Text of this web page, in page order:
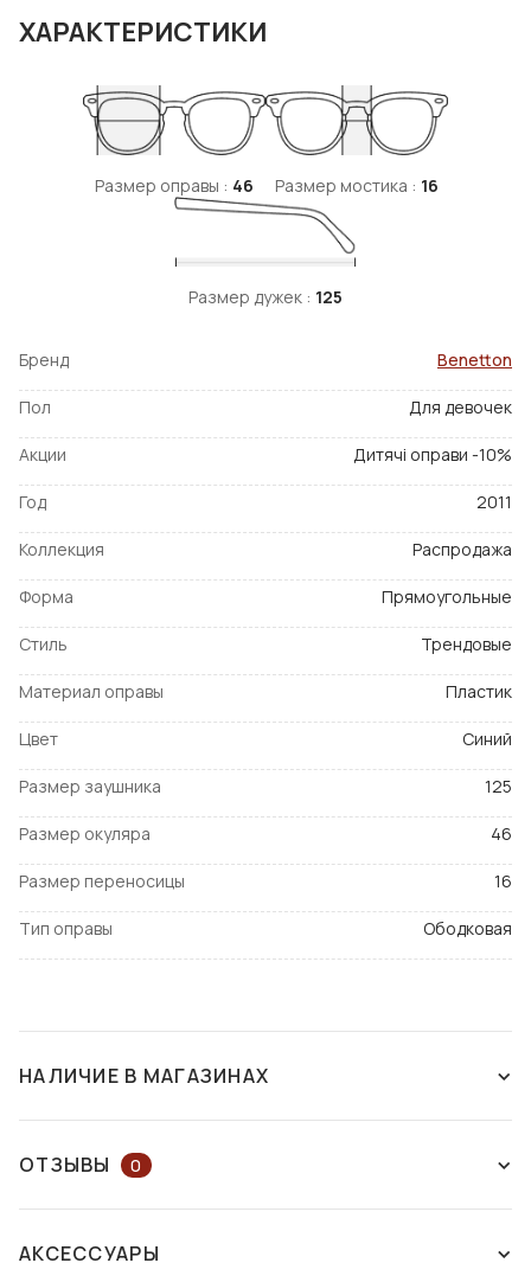
ХАРАКТЕРИСТИКИ
Размер оправы : 46 Размер мостика : 16
Размер дужек : 125
Бренд Benetton
Пол Для девочек
Акции Дитячі оправи -10%
Год 2011
Коллекция Распродажа
Форма Прямоугольные
Стиль Трендовые
Материал оправы Пластик
Цвет Синий
Размер заушника 125
Размер окуляра 46
Размер переносицы 16
Тип оправы Ободковая
НАЛИЧИЕ В МАГАЗИНАХ
ОТЗЫВЫ 0
АКСЕССУАРЫ